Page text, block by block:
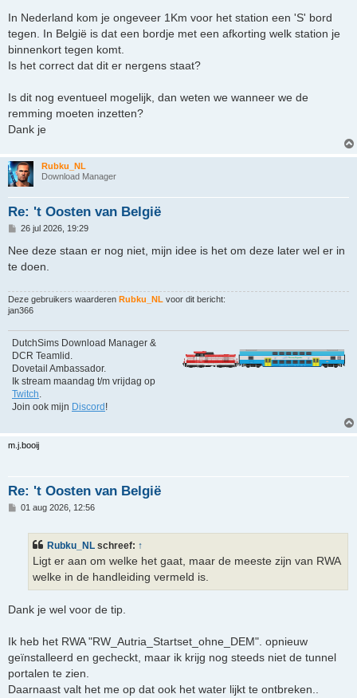
h
In Nederland kom je ongeveer 1Km voor het station een 'S' bord
tegen. In België is dat een bordje met een afkorting welk station je
binnenkort tegen komt.
Is het correct dat dit er nergens staat?
Is dit nog eventueel mogelijk, dan weten we wanneer we de
remming moeten inzetten?
Dank je
Rubku_NL
Download Manager
Re: 't Oosten van België
B
r
c
t
26 jul 2026, 19:29
Nee deze staan er nog niet, mijn idee is het om deze later wel er in
te doen.
Deze gebruikers waarderen Rubku_NL voor dit bericht:
jan366
DutchSims Download Manager &
DCR Teamlid.
Dovetail Ambassador.
Ik stream maandag t/m vrijdag op
Twitch.
Join ook mijn Discord !
m.j.booij
Re: 't Oosten van België
B01 aug 2026, 12:56
Rubku_NL schreef: ↑
Ligt er aan om welke het gaat, maar de meeste zijn van RWA
welke in de handleiding vermeld is.
Dank je wel voor de tip.
Ik heb het RWA "RW_Autria_Startset_ohne_DEM". opnieuw
geïnstalleerd en gecheckt, maar ik krijg nog steeds niet de tunnel
portalen te zien.
Daarnaast valt het me op dat ook het water lijkt te ontbreken..